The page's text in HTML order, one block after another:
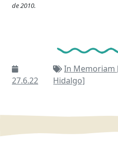
de 2010.
27.6.22
In Memoriam
Hidalgo]